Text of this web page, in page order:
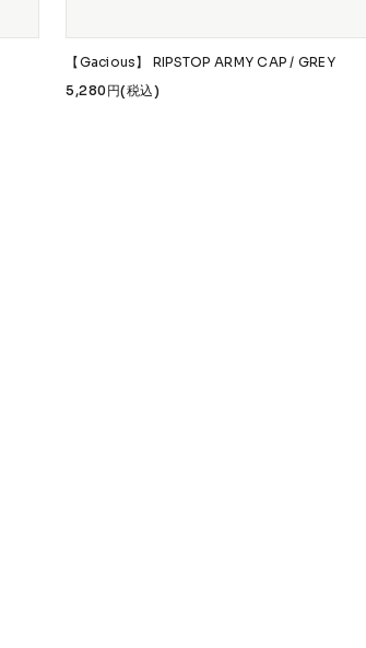
【Gacious】 RIPSTOP ARMY CAP / GREY
5,280円(税込)